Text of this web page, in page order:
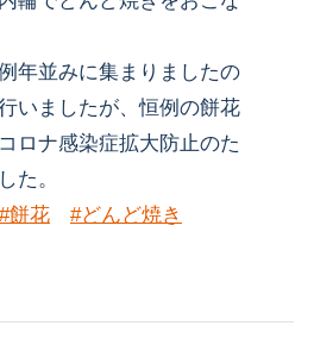
年並みに集まりましたの
いましたが、恒例の餅花
ロナ感染症拡大防止のた
た。
#餅花 #どんど焼き